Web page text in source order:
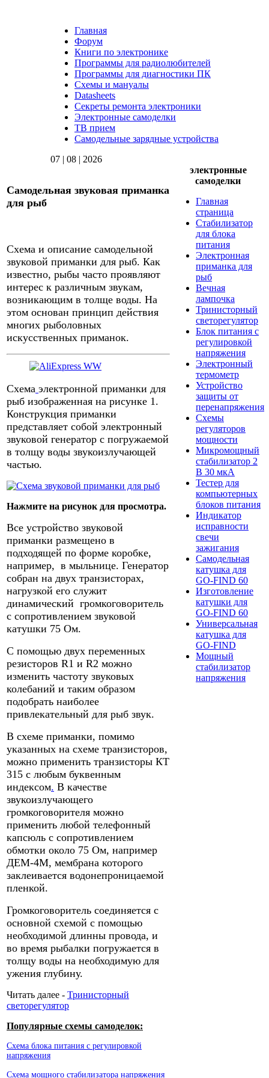
Главная
Форум
Книги по электронике
Программы для радиолюбителей
Программы для диагностики ПК
Схемы и мануалы
Datasheets
Секреты ремонта электроники
Электронные самоделки
ТВ прием
Самодельные зарядные устройства
07 | 08 | 2026
Самодельная звуковая приманка
для рыб
Схема и описание самодельной
звуковой приманки для рыб. Как
известно, рыбы часто проявляют
интерес к различным звукам,
возникающим в толще воды. На
этом основан принцип действия
многих рыболовных
искусственных приманок.
Схема электронной приманки для
рыб изображенная на рисунке 1.
Конструкция приманки
представляет собой электронный
звуковой генератор с погружаемой
в толщу воды звукоизлучающей
частью.
Нажмите на рисунок для просмотра.
Все устройство звуковой
приманки размещено в
подходящей по форме коробке,
например, в мыльнице. Генератор
собран на двух транзисторах,
нагрузкой его служит
динамический громкоговоритель
с сопротивлением звуковой
катушки 75 Ом.
С помощью двух переменных
резисторов R1 и R2 можно
изменить частоту звуковых
колебаний и таким образом
подобрать наиболее
привлекательный для рыб звук.
В схеме приманки, помимо
указанных на схеме транзисторов,
можно применить транзисторы КТ
315 с любым буквенным
индексом. В качестве
звукоизлучающего
громкоговорителя можно
применить любой телефонный
капсюль с сопротивлением
обмотки около 75 Ом, например
ДЕМ-4М, мембрана которого
заклеивается водонепроницаемой
пленкой.
Громкоговоритель соединяется с
основной схемой с помощью
необходимой длинны провода, и
во время рыбалки погружается в
толщу воды на необходимую для
ужения глубину.
Читать далее - Тринисторный
светорегулятор
Популярные схемы самоделок:
Схема блока питания с регулировкой
напряжения
Схема мощного стабилизатора напряжения
электронные
самоделки
Главная
страница
Стабилизатор
для блока
питания
Электронная
приманка для
рыб
Вечная
лампочка
Тринисторный
светорегулятор
Блок питания с
регулировкой
напряжения
Электронный
термометр
Устройство
защиты от
перенапряжения
Схемы
регуляторов
мощности
Микромощный
стабилизатор 2
В 30 мкА
Тестер для
компьютерных
блоков питания
Индикатор
исправности
свечи
зажигания
Самодельная
катушка для
GO-FIND 60
Изготовление
катушки для
GO-FIND 60
Универсальная
катушка для
GO-FIND
Мощный
стабилизатор
напряжения